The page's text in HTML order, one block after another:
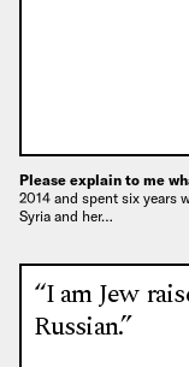
Please explain to me
2014 and spent six years
Syria and her…
“I am Jew
Russian.”